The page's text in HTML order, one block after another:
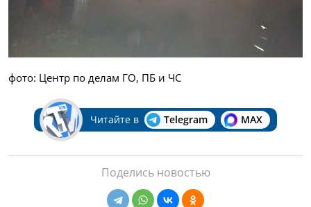
фото: Центр по делам ГО, ПБ и ЧС
Читайте в Telegram MAX
Поделись новостью